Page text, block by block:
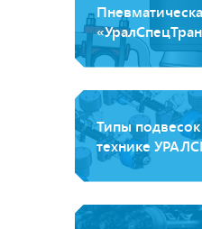
Типы
технике